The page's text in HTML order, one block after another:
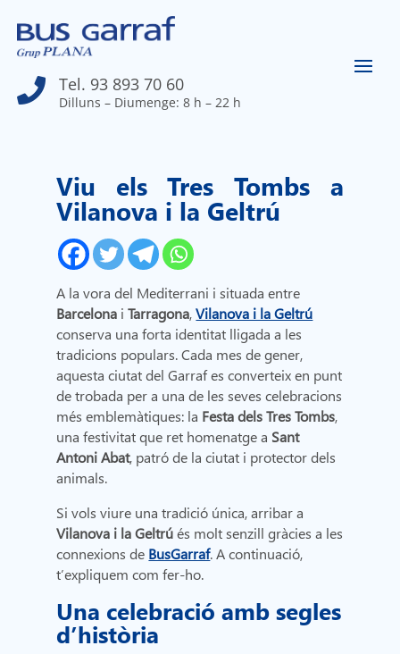
 Tel. 93 893 70 60
Dilluns – Diumenge: 8 h – 22 h
Viu els Tres Tombs a
Vilanova i la Geltrú
A la vora del Mediterrani i situada entre
Barcelona iTarragona,Vilanova i la Geltrú
conserva una forta identitat lligada a les
tradicions populars. Cada mes de gener,
aquesta ciutat del Garraf es converteix en punt
de trobada per a una de les seves celebracions
més emblemàtiques: la Festa dels Tres Tombs,
una festivitat que ret homenatge a Sant
Antoni Abat, patró de la ciutat i protector dels
animals.
Si vols viure una tradició única, arribar a
Vilanova i la Geltrúés molt senzill gràcies a les
connexions de BusGarraf. A continuació,
t’expliquem com fer-ho.
Una celebració amb segles
d’història